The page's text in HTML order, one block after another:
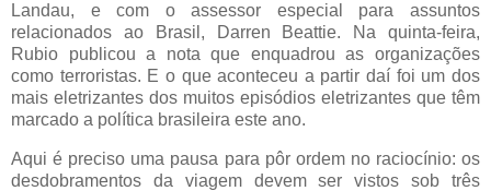
Landau, e com o assessor especial para assuntos
relacionados ao Brasil, Darren Beattie. Na quinta-feira,
Rubio publicou a nota que enquadrou as organizações
como terroristas. E o que aconteceu a partir daí foi um dos
mais eletrizantes dos muitos episódios eletrizantes que têm
marcado a política brasileira este ano.
Aqui é preciso uma pausa para pôr ordem no raciocínio: os
desdobramentos da viagem devem ser vistos sob três